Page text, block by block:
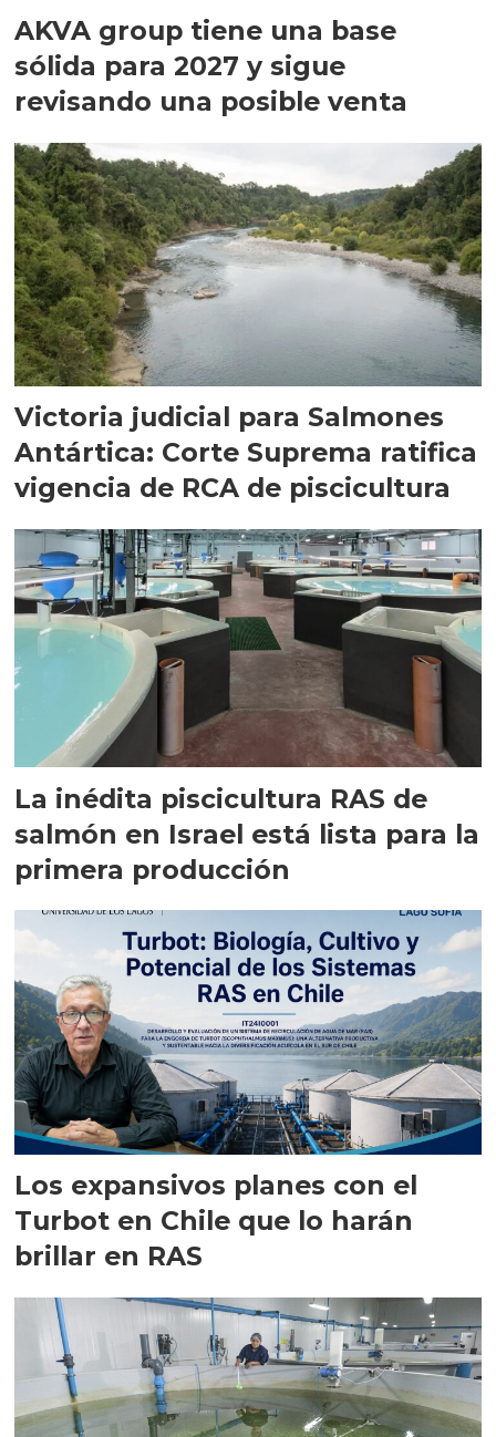
AKVA group tiene una base
sólida para 2027 y sigue
revisando una posible venta
Victoria judicial para Salmones
Antártica: Corte Suprema ratifica
vigencia de RCA de piscicultura
La inédita piscicultura RAS de
salmón en Israel está lista para la
primera producción
Los expansivos planes con el
Turbot en Chile que lo harán
brillar en RAS